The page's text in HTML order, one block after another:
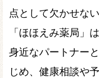
点として欠かせな
「ほほえみ薬局」
身近なパートナー
じめ、健康相談や